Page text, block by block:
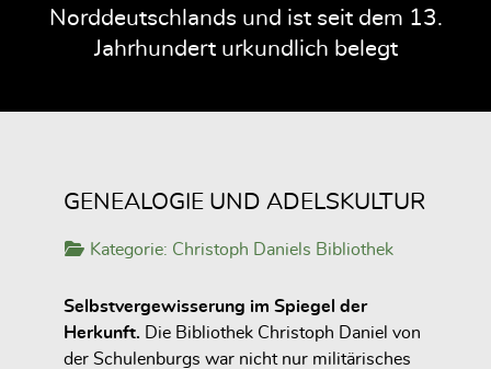
Norddeutschlands und ist seit dem 13.
Jahrhundert urkundlich belegt
GENEALOGIE UND ADELSKULTUR
Kategorie: Christoph Daniels Bibliothek
Selbstvergewisserung im Spiegel der
Herkunft.
Die Bibliothek Christoph Daniel von
der Schulenburgs war nicht nur militärisches